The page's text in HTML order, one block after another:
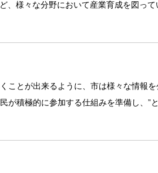
様々な分野において産業育成を図っ
とが出来るように、市は様々な情報
積極的に参加する仕組みを準備し、”